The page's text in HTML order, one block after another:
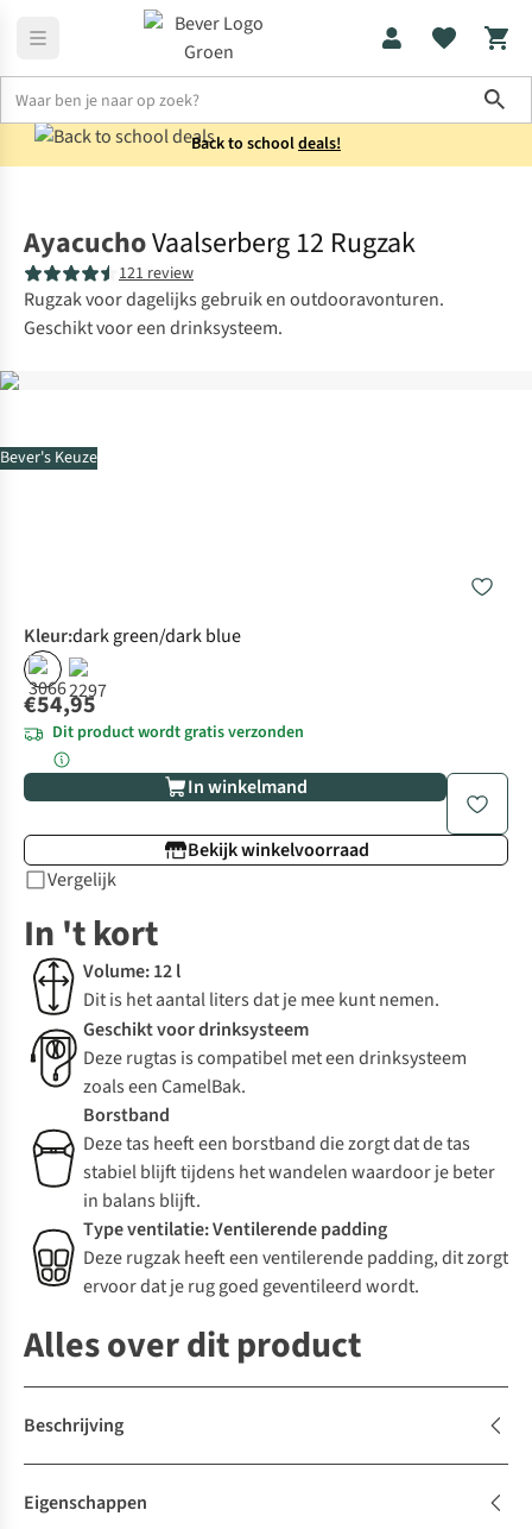
Back to schooldeals!
Bever's Keuze
AyacuchoVaalserberg 12 Rugzak
121 review
Rugzak voor dagelijks gebruik en outdooravonturen.
Geschikt voor een drinksysteem.
Kleur:dark green/dark blue
€54,95
Dit product wordt gratis verzonden
In winkelmand
Bekijk winkelvoorraad
Vergelijk
In 't kort
Volume: 12 l
Dit is het aantal liters dat je mee kunt nemen.
Geschikt voor drinksysteem
Deze rugtas is compatibel met een drinksysteem
zoals een CamelBak.
Borstband
Deze tas heeft een borstband die zorgt dat de tas
stabiel blijft tijdens het wandelen waardoor je beter
in balans blijft.
Type ventilatie: Ventilerende padding
Deze rugzak heeft een ventilerende padding, dit zorgt
ervoor dat je rug goed geventileerd wordt.
Alles over dit product
Beschrijving
Eigenschappen